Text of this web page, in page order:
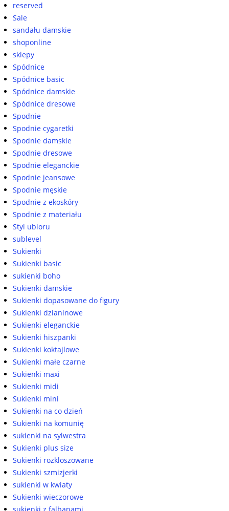
reserved
Sale
sandału damskie
shoponline
sklepy
Spódnice
Spódnice basic
Spódnice damskie
Spódnice dresowe
Spodnie
Spodnie cygaretki
Spodnie damskie
Spodnie dresowe
Spodnie eleganckie
Spodnie jeansowe
Spodnie męskie
Spodnie z ekoskóry
Spodnie z materiału
Styl ubioru
sublevel
Sukienki
Sukienki basic
sukienki boho
Sukienki damskie
Sukienki dopasowane do figury
Sukienki dzianinowe
Sukienki eleganckie
Sukienki hiszpanki
Sukienki koktajlowe
Sukienki małe czarne
Sukienki maxi
Sukienki midi
Sukienki mini
Sukienki na co dzień
Sukienki na komunię
sukienki na sylwestra
Sukienki plus size
Sukienki rozkloszowane
Sukienki szmizjerki
sukienki w kwiaty
Sukienki wieczorowe